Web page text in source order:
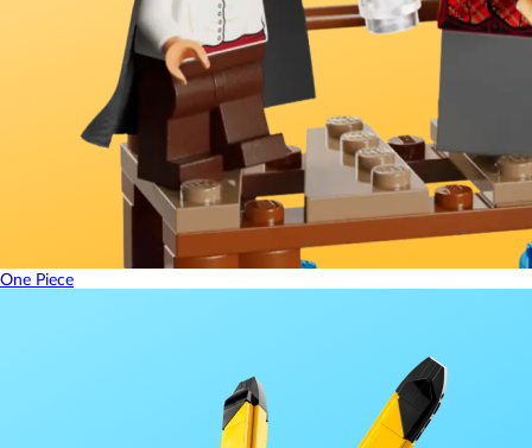
One Piece